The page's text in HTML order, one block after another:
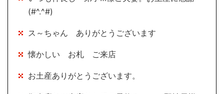
(#^.^#)
ス～ちゃん ありがとうございます
懐かしい お札 ご来店
お土産ありがとうございます。